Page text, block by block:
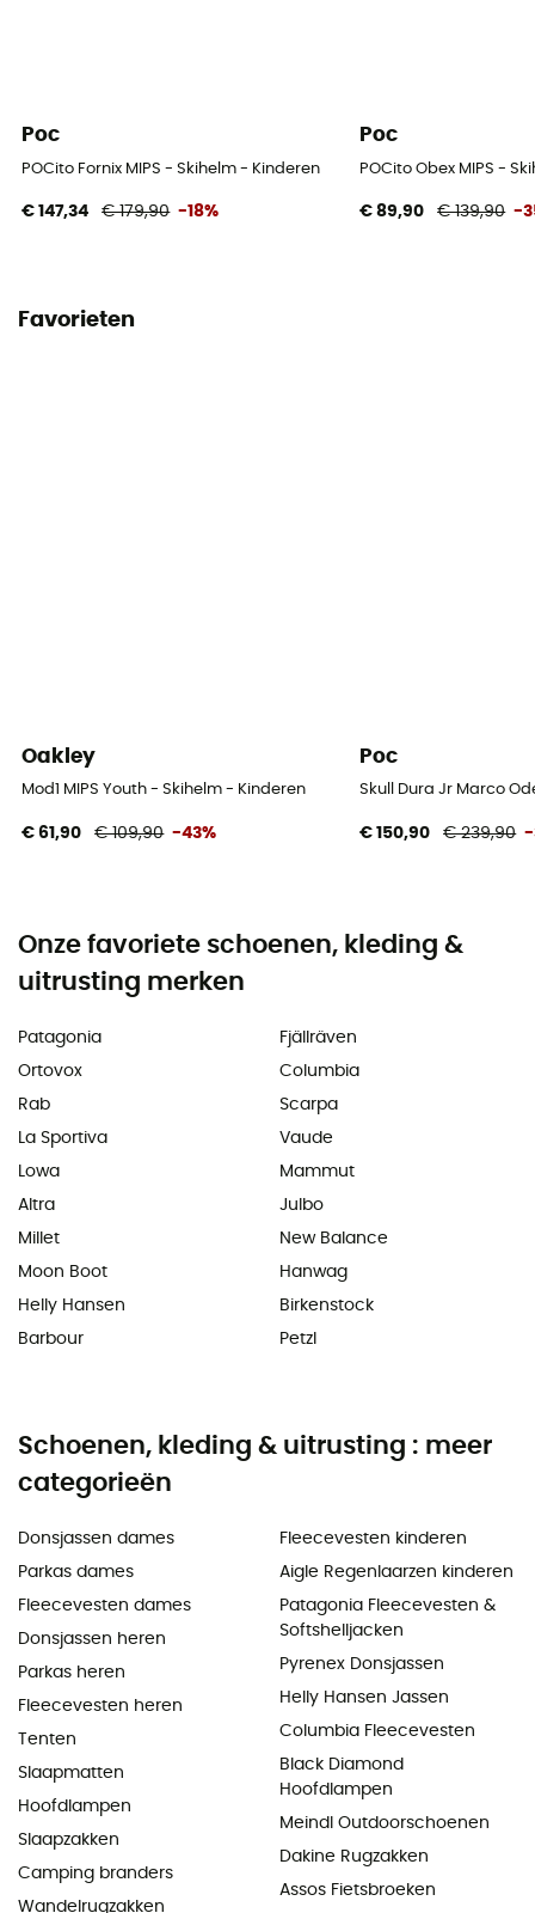
Poc
POCito Fornix MIPS - Skihelm - Kinderen
€ 147,34 € 179,90 -18%
Poc
POCito Obex MIPS -
€ 89,90 € 139,90 -
Favorieten
Oakley
Mod1 MIPS Youth - Skihelm - Kinderen
€ 61,90 € 109,90 -43%
Poc
Skull Dura Jr Marco
€ 150,90 € 239,90 -
Onze favoriete schoenen, kleding &
uitrusting merken
Patagonia
Ortovox
Rab
La Sportiva
Lowa
Altra
Millet
Moon Boot
Helly Hansen
Barbour
Fjällräven
Columbia
Scarpa
Vaude
Mammut
Julbo
New Balance
Hanwag
Birkenstock
Petzl
Schoenen, kleding & uitrusting : meer
categorieën
Donsjassen dames
Parkas dames
Fleecevesten dames
Donsjassen heren
Parkas heren
Fleecevesten heren
Tenten
Slaapmatten
Hoofdlampen
Slaapzakken
Camping branders
Wandelrugzakken
Fleecevesten kinderen
Aigle Regenlaarzen kinderen
Patagonia Fleecevesten &
Softshelljacken
Pyrenex Donsjassen
Helly Hansen Jassen
Columbia Fleecevesten
Black Diamond
Hoofdlampen
Meindl Outdoorschoenen
Dakine Rugzakken
Assos Fietsbroeken